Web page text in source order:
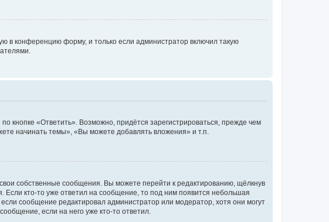
в конференцию форму, и только если администратор включил такую
«Ответить». Возможно, придётся зарегистрироваться, прежде чем
начинать темы», «Вы можете добавлять вложения» и т.п.
собственные сообщения. Вы можете перейти к редактированию, щёлкнув
Если кто-то уже ответил на сообщение, то под ним появится небольшая
сообщение редактировал администратор или модератор, хотя они могут
если на него уже кто-то ответил.